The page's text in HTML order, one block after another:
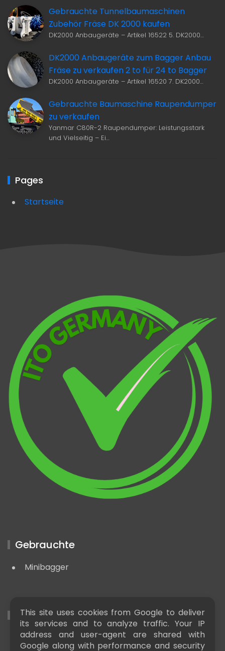
Gebrauchte Tunnelbaumaschinen
Zubehör Fräse DK 2000 kaufen
DK2000 Anbaugeräte – Artikel 16522 5. DK2000…
DK2000 Anbaugeräte zum Bagger Anbau
Fräse zu verkaufen 2 to für 24 to Bagger
DK2000 Anbaugeräte – Artikel 16520 7. DK2000…
Gebrauchte Baumaschine Raupendumper
zu verkaufen
Yanmar C80R-2 Raupendumper: Leistungsstark
und Vielseitig – Ei…
Pages
Startseite
Gebrauchte
Minibagger
Nützliche LInks
Baumaschinen news
This site uses cookies from Google to deliver
its services and to analyze traffic. Your IP
address and user-agent are shared with
Google along with performance and security